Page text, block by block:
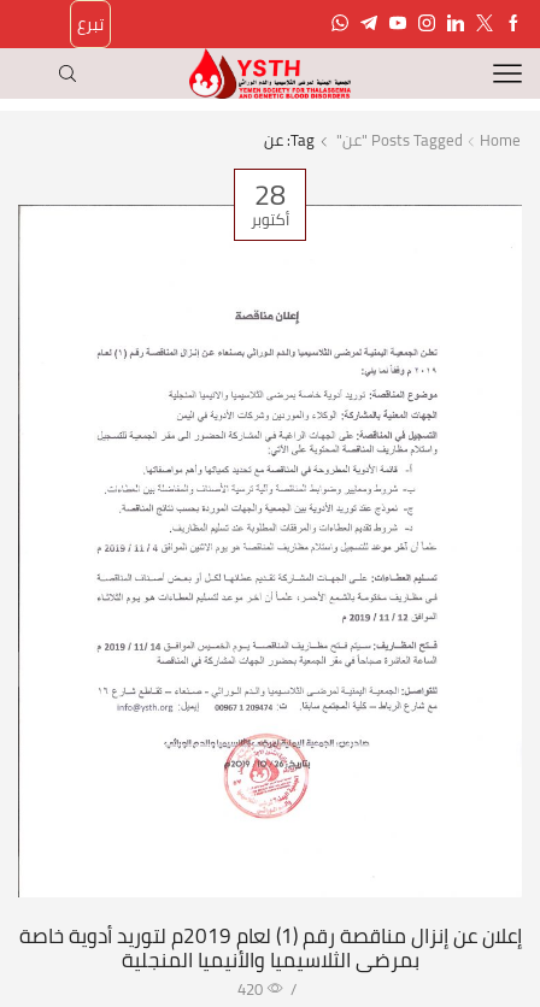
تبرع
Home Posts Tagged "عن" Tag: عن
28
أكتوبر
إعلان عن إنزال مناقصة رقم (1) لعام 2019م لتوريد أدوية خاصة
بمرضى الثلاسيميا والأنيميا المنجلية
/
420